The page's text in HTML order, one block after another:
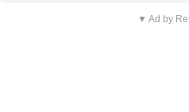
▼ Ad by